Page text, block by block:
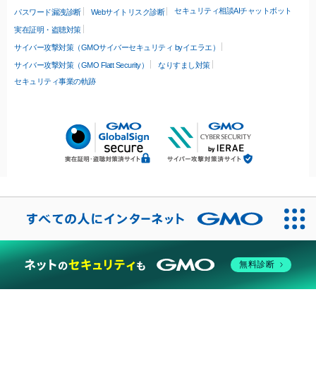
パスワード漏洩診断 Webサイトリスク診断 セキュリティ相談AIチャットボット
実在証明・盗聴対策
サイバー攻撃対策（GMOサイバーセキュリティ byイエラエ）
サイバー攻撃対策（GMO Flatt Security）
なりすまし対策
セキュリティ事業の軌跡
無料診断